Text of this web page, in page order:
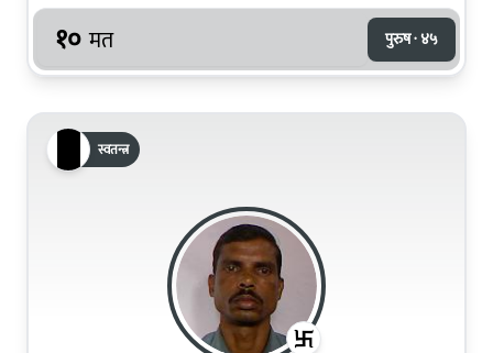
१० मत पुरुष · ४५
स्वतन्त्र